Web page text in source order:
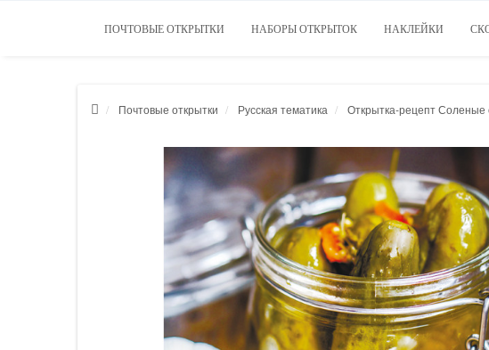
ПОЧТОВЫЕ ОТКРЫТКИ НАБОРЫ ОТКРЫТОК НАКЛЕЙКИ
Почтовые открытки Русская тематика Открытка-рецепт Соленые